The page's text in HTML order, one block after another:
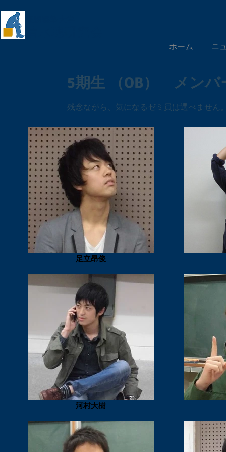
ホーム ニ
5期生 （OB） メンバ
残念ながら、気になるゼミ員は選べません
足立昂俊
河村大樹